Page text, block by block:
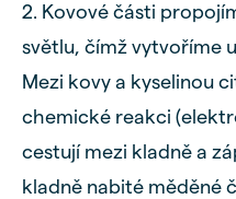
2. Kovové části
světlu, čímž vytvoříme
Mezi kovy a kyselinou
chemické reakci
cestují mezi kladně a
kladně nabité měděné